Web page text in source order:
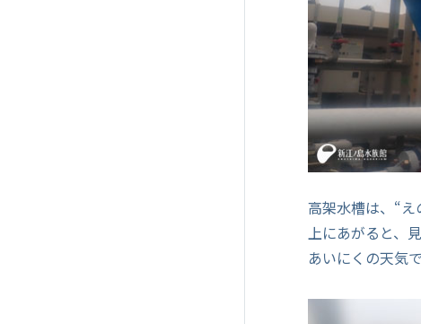
高架水槽は、“え
上にあがると、
あいにくの天気